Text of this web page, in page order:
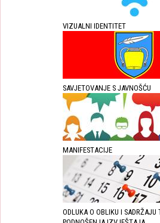
VIZUALNI IDENTITET
SAVJETOVANJE S JAVNOŠĆU
MANIFESTACIJE
ODLUKA O OBLIKU I SADRŽAJU